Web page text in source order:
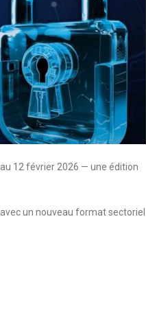
au 12 février 2026 — une édition
un nouveau format sectoriel